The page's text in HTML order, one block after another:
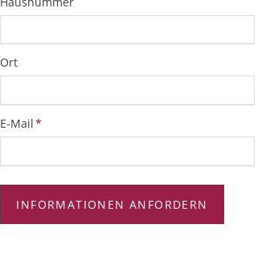
Ort
Pflichtfeld
E-Mail*
INFORMATIONEN ANFORDERN